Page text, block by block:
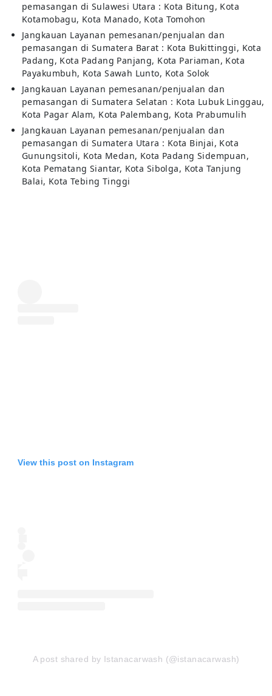
pemasangan di Sulawesi Utara : Kota Bitung, Kota
Kotamobagu, Kota Manado, Kota Tomohon
Jangkauan Layanan pemesanan/penjualan dan
pemasangan di Sumatera Barat : Kota Bukittinggi, Kota
Padang, Kota Padang Panjang, Kota Pariaman, Kota
Payakumbuh, Kota Sawah Lunto, Kota Solok
Jangkauan Layanan pemesanan/penjualan dan
pemasangan di Sumatera Selatan : Kota Lubuk Linggau,
Kota Pagar Alam, Kota Palembang, Kota Prabumulih
Jangkauan Layanan pemesanan/penjualan dan
pemasangan di Sumatera Utara : Kota Binjai, Kota
Gunungsitoli, Kota Medan, Kota Padang Sidempuan,
Kota Pematang Siantar, Kota Sibolga, Kota Tanjung
Balai, Kota Tebing Tinggi
View this post on Instagram
A post shared by Istanacarwash (@istanacarwash)